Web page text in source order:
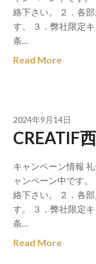
絡下さい。 ２．各
す。 ３．弊社限定
条…
Read More
2024年9月14日
CREATIF
キャンペーン情報
ャンペーン中です
絡下さい。 ２．各
す。 ３．弊社限定
条…
Read More